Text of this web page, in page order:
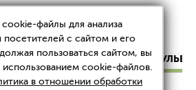
вульвы
ЗУД В ОБЛАСТИ ВУЛЬВЫ
файлы для анализа
посетителей с сайтом и его
пользоваться сайтом, вы
использованием cookie-файлов.
в отношении обработки